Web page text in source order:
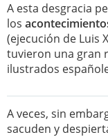
A esta desgracia
los
(ejecución de Luis
tuvieron una gran
ilustrados
A veces, sin
sacuden y